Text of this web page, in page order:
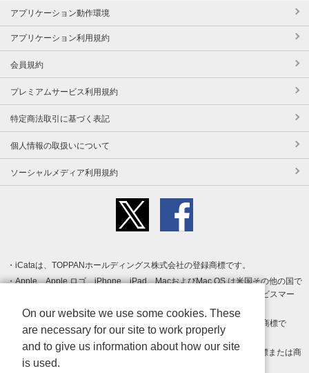
アプリケーション動作環境
アプリケーション利用規約
会員規約
プレミアムサービス利用規約
特定商法取引に基づく表記
個人情報の取扱いについて
ソーシャルメディア利用規約
iCataは、TOPPANホールディングス株式会社の登録商標です。
Apple、Apple ロゴ、iPhone、iPad、MacおよびMac OS は米国その他の国で
登録された Apple Inc. の商標です。App Store は Apple Inc. のサービスマー
クです。
Android、Google Play および Google Play ロゴ は Google LLC の商標で
す。
Windows は Microsoft Inc.の米国およびその他の国における登録商標または商
標です。
On our website we use some cookies. These
are necessary for our site to work properly
and to give us information about how our site
is used.